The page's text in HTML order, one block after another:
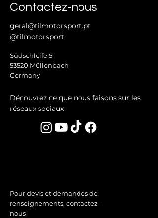
Contactez-nous
geral@tilmotorsport.pt
@tilmotorsport
Südschleife 5
53520 Müllenbach
Germany
Découvrez ce que nous faisons sur les
réseaux sociaux
Pour devis et demandes de
renseignements, contactez-
nous